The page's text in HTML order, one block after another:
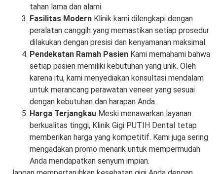
tahan lama dan alami.
Fasilitas Modern Klinik kami dilengkapi dengan
peralatan canggih yang memastikan setiap prosedur
dilakukan dengan presisi dan kenyamanan maksimal.
Pendekatan Ramah Pasien Kami memahami bahwa
setiap pasien memiliki kebutuhan yang unik. Oleh
karena itu, kami menyediakan konsultasi mendalam
untuk merancang perawatan veneer yang sesuai
dengan kebutuhan dan harapan Anda.
Harga Terjangkau Meski menawarkan layanan
berkualitas tinggi, Klinik Gigi PUTIH Dental tetap
memberikan harga yang kompetitif. Kami juga sering
mengadakan promo menarik untuk mempermudah
Anda mendapatkan senyum impian.